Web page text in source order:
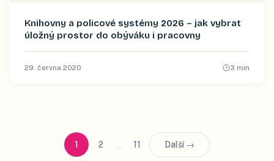
Knihovny a policové systémy 2026 – jak vybrat
úložný prostor do obýváku i pracovny
29. června 2020 3 min
1 2 … 11 Další →